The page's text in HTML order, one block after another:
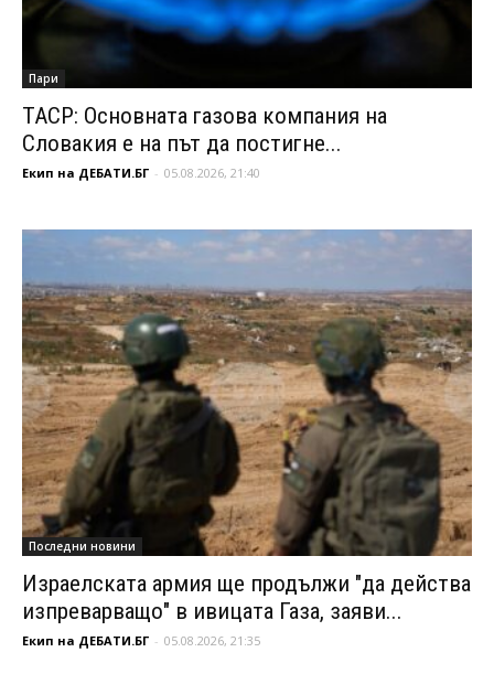
Пари
ТАСР: Основната газова компания на
Словакия е на път да постигне...
Екип на ДЕБАТИ.БГ - 05.08.2026, 21:40
Последни новини
Израелската армия ще продължи "да действа
изпреварващо" в ивицата Газа, заяви...
Екип на ДЕБАТИ.БГ - 05.08.2026, 21:35